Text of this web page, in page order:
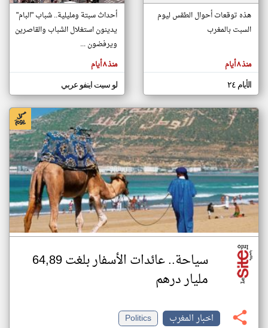
تغيير الدولة
مصادر الأخبار من المغرب
اخبار المغرب على مدار الساعة
أهم اخبار المغرب العاجلة والمباشرة
المقالات
الموجوده
هنا عن
وجهة
نظر
كاتبيها.
هذه توقعات أحوال الطقس ليوم
السبت بالمغرب
منذ ٨ أيام
الأيام ٢٤
أحداث سبتة ومليلية.. شباب "البام"
يدينون استغلال الشباب والقاصرين
ويرفضون ...
منذ ٨ أيام
لو سيت اينفو عربي
سياحة.. عائدات الأسفار بلغت 64,89
مليار درهم
اخبار المغرب
Politics
klyoum.com